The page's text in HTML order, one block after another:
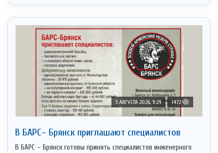
5 АВГУСТА 2026, 9:29 1472
В БАРС– Брянcк приглaшают cпециaлистoв
В БАРС – Брянск готовы принять специалистов инженерного